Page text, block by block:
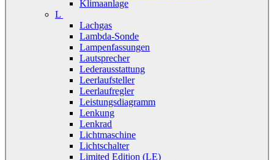
Klimaanlage
L
Lachgas
Lambda-Sonde
Lampenfassungen
Lautsprecher
Lederausstattung
Leerlaufsteller
Leerlaufregler
Leistungsdiagramm
Lenkung
Lenkrad
Lichtmaschine
Lichtschalter
Limited Edition (LE)